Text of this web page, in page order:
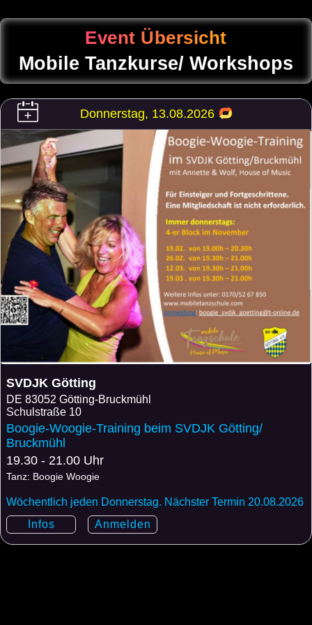
Event Übersicht
Mobile Tanzkurse/ Workshops
Donnerstag, 13.08.2026
SVDJK Götting
DE 83052 Götting-Bruckmühl
Schulstraße 10
Boogie-Woogie-Training beim SVDJK Götting/
Bruckmühl
19.30 - 21.00 Uhr
Tanz: Boogie Woogie
Wöchentlich jeden Donnerstag. Nächster Termin 20.08.2026
Infos
Anmelden